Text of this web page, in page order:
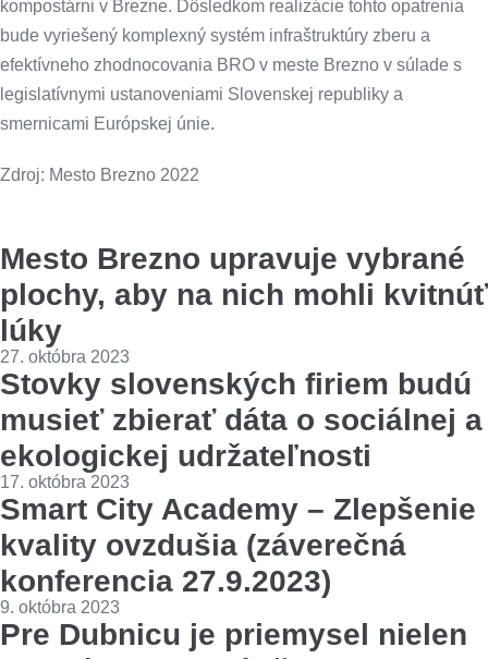
kompostárni v Brezne. Dôsledkom realizácie tohto opatrenia
bude vyriešený komplexný systém infraštruktúry zberu a
efektívneho zhodnocovania BRO v meste Brezno v súlade s
legislatívnymi ustanoveniami Slovenskej republiky a
smernicami Európskej únie.
Zdroj: Mesto Brezno 2022
Mesto Brezno upravuje vybrané
plochy, aby na nich mohli kvitnúť
lúky
27. októbra 2023
Stovky slovenských firiem budú
musieť zbierať dáta o sociálnej a
ekologickej udržateľnosti
17. októbra 2023
Smart City Academy – Zlepšenie
kvality ovzdušia (záverečná
konferencia 27.9.2023)
9. októbra 2023
Pre Dubnicu je priemysel nielen